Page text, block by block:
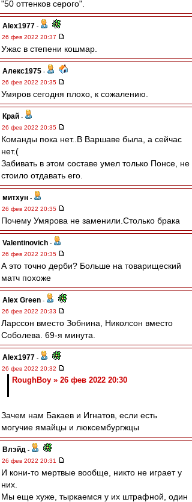
"50 оттенков серого".
Alex1977 -
26 фев 2022 20:37
Ужас в степени кошмар.
Алекс1975 -
26 фев 2022 20:35
Умяров сегодня плохо, к сожалению.
Край -
26 фев 2022 20:35
Команды пока нет..В Варшаве была, а сейчас
нет.(
Забивать в этом составе умел только Понсе, не
стоило отдавать его.
митхун -
26 фев 2022 20:35
Почему Умярова не заменили.Столько брака
Valentinovich -
26 фев 2022 20:35
А это точно дерби? Больше на товарищеский
матч похоже
Alex Green -
26 фев 2022 20:33
Ларссон вместо Зобнина, Николсон вместо
Соболева. 69-я минута.
Alex1977 -
26 фев 2022 20:32
RoughBoy » 26 фев 2022 20:30
Зачем нам Бакаев и Игнатов, если есть
могучие ямайцы и люксембургжцы
Влэйд -
26 фев 2022 20:31
И кони-то мертвые вообще, никто не играет у
них.
Мы еще хуже, тыркаемся у их штрафной, один